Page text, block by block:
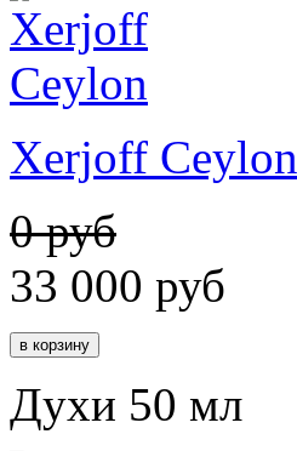
Xerjoff Ceylon
0 руб
33 000 руб
Духи 50 мл